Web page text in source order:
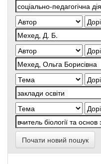
Почати новий пошук